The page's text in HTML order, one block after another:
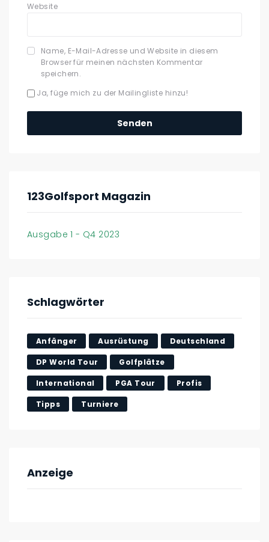
Website
Name, E-Mail-Adresse und Website in diesem
Browser für meinen nächsten Kommentar
speichern.
Ja, füge mich zu der Mailingliste hinzu!
123Golfsport Magazin
Ausgabe 1 - Q4 2023
Schlagwörter
Anfänger Ausrüstung Deutschland
DP World Tour Golfplätze
International PGA Tour Profis
Tipps Turniere
Anzeige